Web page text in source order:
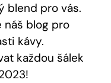
‍blend pro vás.​
náš blog pro
kávy.
každou šálek